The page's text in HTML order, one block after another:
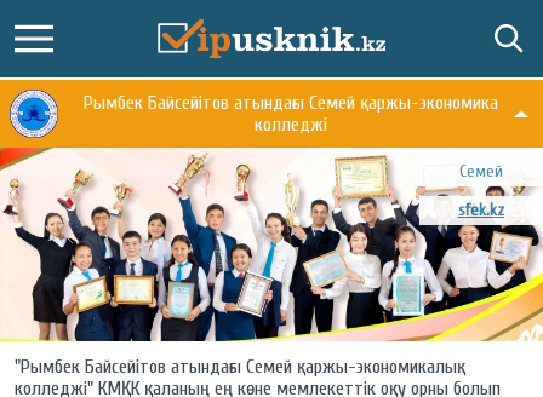
Рымбек Байсейітов атындағы Семей қаржы-экономика
колледжі
Семей
sfek.kz
"Рымбек Байсейітов атындағы Семей қаржы-экономикалық
колледжі" КМҚК қаланың ең көне мемлекеттік оқу орны болып